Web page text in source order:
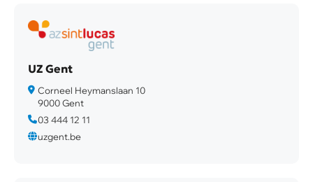
UZ Gent
Corneel Heymanslaan 10
9000 Gent
03 444 12 11
uzgent.be